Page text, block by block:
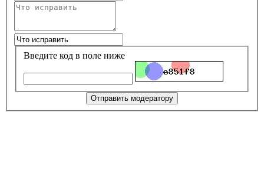
Введите код в поле ниже
Отправить модератору